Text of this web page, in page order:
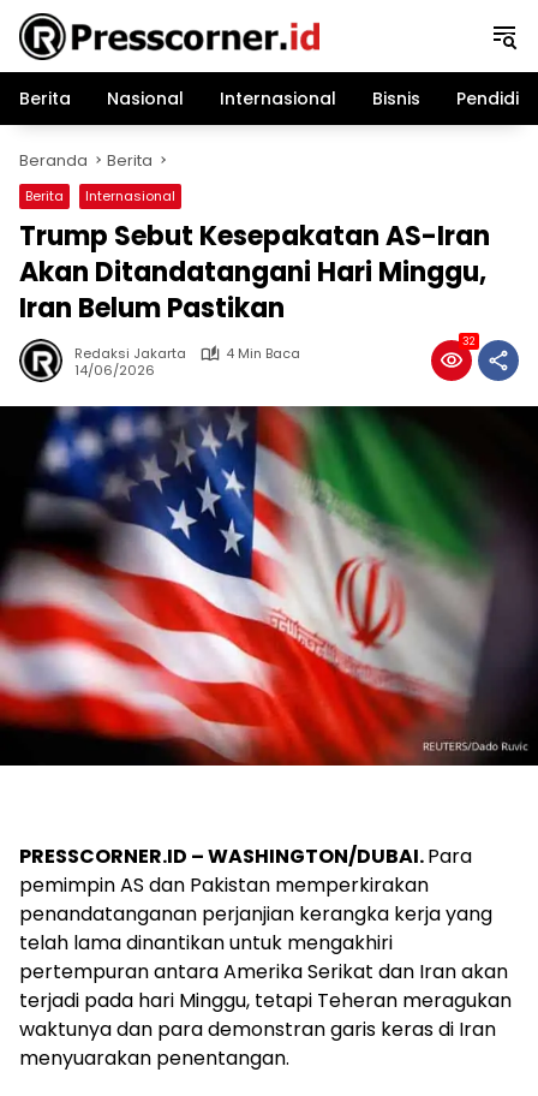
Langsung
konten
Berita
Nasional Internasional Bisnis
Beranda Berita
Berita Internasional
Trump Sebut Kesepakatan AS-Iran
Akan Ditandatangani Hari Minggu,
Iran Belum Pastikan
Redaksi Jakarta
4 Min Baca
14/06/2026
32
PRESSCORNER.ID – WASHINGTON/DUBAI.Para
pemimpin AS dan Pakistan memperkirakan
penandatanganan perjanjian kerangka kerja yang
telah lama dinantikan untuk mengakhiri
pertempuran antara Amerika Serikat dan Iran akan
terjadi pada hari Minggu, tetapi Teheran meragukan
waktunya dan para demonstran garis keras di Iran
menyuarakan penentangan.